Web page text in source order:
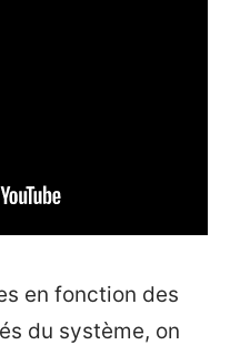
en fonction des
du système, on